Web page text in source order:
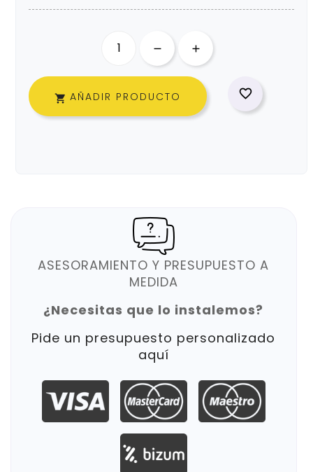
 AÑADIR PRODUCTO 
ASESORAMIENTO Y PRESUPUESTO A
MEDIDA
¿Necesitas que lo instalemos?
Pide un presupuesto personalizado
aquí